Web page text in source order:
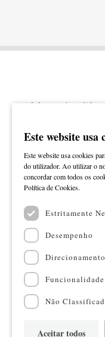
Mapa do sítio
Subscreva
Este website usa
Este website usa cookies
do utilizador. Ao utilizar o
concordar com todos os
Política de Cookies.
Estritamente
Desempenho
Direcionamento
Funcionalidade
Não
Aceitar todos